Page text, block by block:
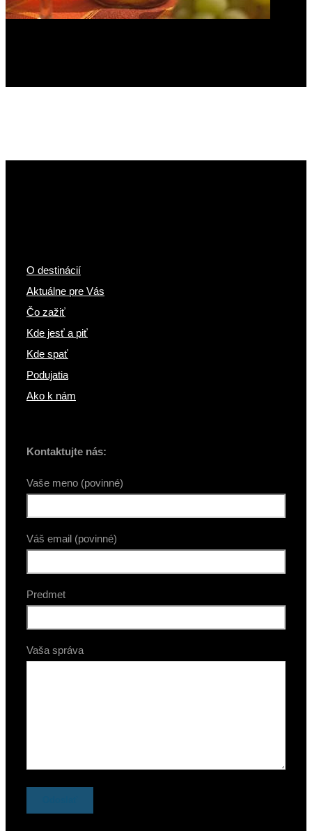
O destinácií
Aktuálne pre Vás
Čo zažiť
Kde jesť a piť
Kde spať
Podujatia
Ako k nám
Kontaktujte nás:
Vaše meno (povinné)
Váš email (povinné)
Predmet
Vaša správa